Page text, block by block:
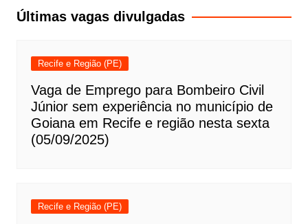
Post
Últimas vagas divulgadas
Recife e Região (PE)
Vaga de Emprego para Bombeiro Civil
Júnior sem experiência no município de
Goiana em Recife e região nesta sexta
(05/09/2025)
Recife e Região (PE)